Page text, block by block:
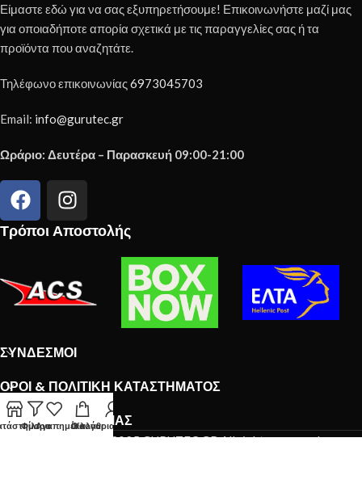
Είμαστε εδώ για να σας εξυπηρετήσουμε! Επικοινωνήστε μαζί μας
για οποιαδήποτε απορία σχετικά με τις παραγγελίες σας ή τα
προϊόντα που αναζητάτε.
Τηλέφωνο επικοινωνίας6973045703
Email: info@gurutec.gr
Ωράριο: Δευτέρα – Παρασκευή 09:00-21:00
Τρόποι Αποστολής
ΣΎΝΔΕΣΜΟΙ
ΌΡΟΙ & ΠΟΛΙΤΙΚΉ ΚΑΤΑΣΤΉΜΑΤΟΣ
ΤΟ NEWSLETTER ΜΑΣ
Copyright © 2025 GURUTEC.GR All rights reserved.
ΦίλτραΑγαπημέναΚαλάθι
Ο λογαριασμός μου